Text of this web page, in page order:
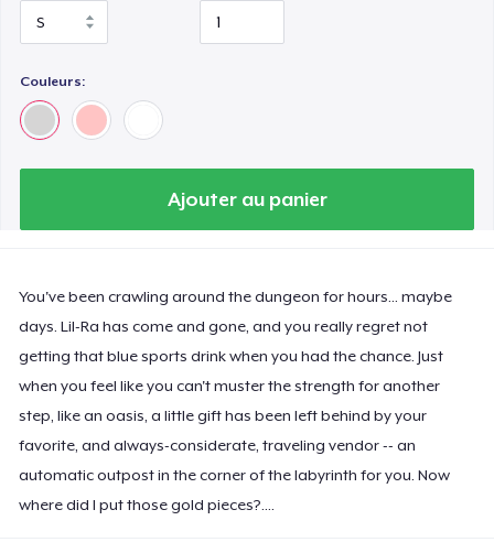
Couleurs:
Ajouter au panier
You've been crawling around the dungeon for hours... maybe
days. Lil-Ra has come and gone, and you really regret not
getting that blue sports drink when you had the chance. Just
when you feel like you can't muster the strength for another
step, like an oasis, a little gift has been left behind by your
favorite, and always-considerate, traveling vendor -- an
automatic outpost in the corner of the labyrinth for you. Now
where did I put those gold pieces?....